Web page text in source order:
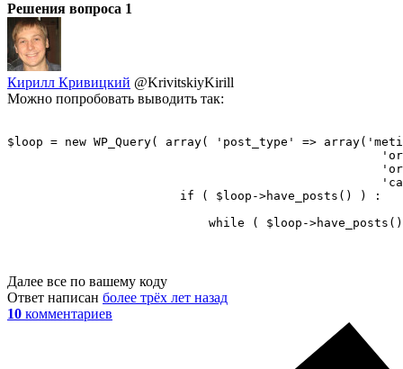
Решения вопроса 1
Кирилл Кривицкий @KrivitskiyKirill
Можно попробовать выводить так:
$loop = new WP_Query( array( 'post_type' =>
                        if ( $loop->have_posts() ) :
while ( $loop-
Далее все по вашему коду
Ответ написан более трёх лет назад
10 комментариев